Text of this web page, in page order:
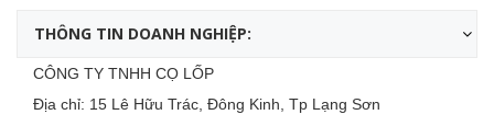
THÔNG TIN DOANH NGHIỆP:
CÔNG TY TNHH CỌ LỐP
Địa chỉ: 15 Lê Hữu Trác, Đông Kinh, Tp Lạng Sơn